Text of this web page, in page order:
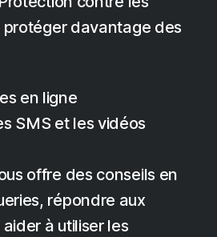
protéger davantage des
en ligne
SMS et les vidéos
offre des conseils en
répondre aux
à utiliser les